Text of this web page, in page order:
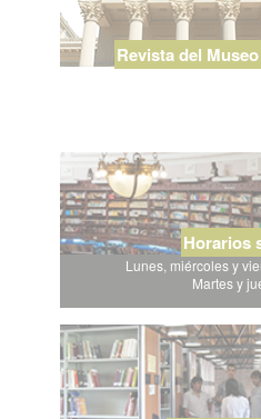
Revista del
Horarios
Lunes, miércoles y
Martes y